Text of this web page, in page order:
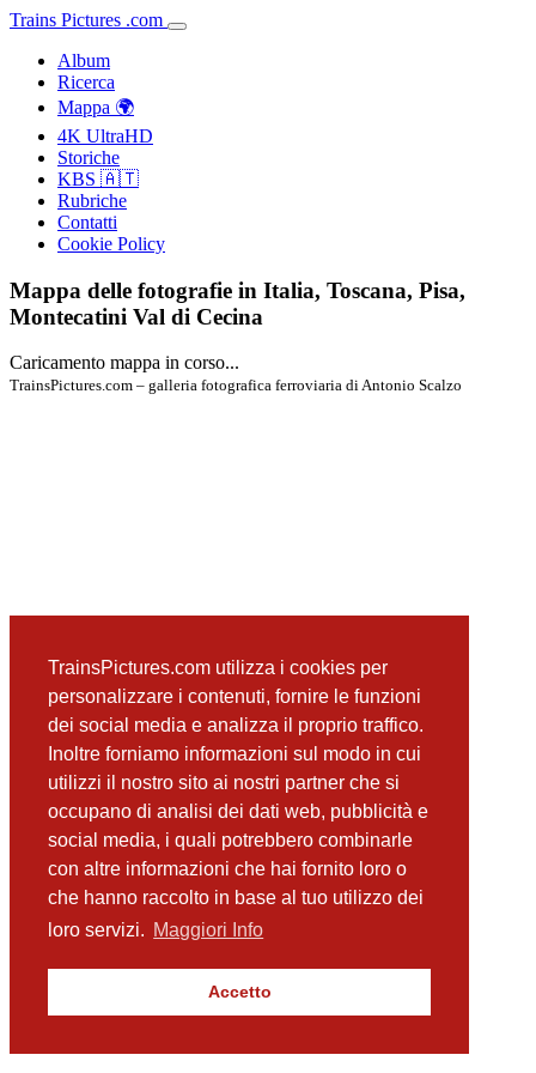
TrainsPictures.com utilizza i cookies per
personalizzare i contenuti, fornire le funzioni
dei social media e analizza il proprio traffico.
Inoltre forniamo informazioni sul modo in cui
utilizzi il nostro sito ai nostri partner che si
occupano di analisi dei dati web, pubblicità e
social media, i quali potrebbero combinarle
con altre informazioni che hai fornito loro o
che hanno raccolto in base al tuo utilizzo dei
loro servizi. Maggiori Info
Accetto
Trains Pictures .com
Album
Ricerca
Mappa 🌍
4K UltraHD
Storiche
KBS 🇦🇹
Rubriche
Contatti
Cookie Policy
Mappa delle fotografie in Italia, Toscana, Pisa,
Montecatini Val di Cecina
Caricamento mappa in corso...
TrainsPictures.com – galleria fotografica ferroviaria di Antonio Scalzo